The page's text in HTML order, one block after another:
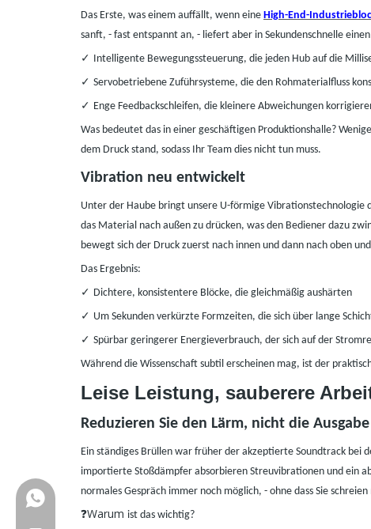
Das Erste, was einem auffällt, wenn eine High-End-
sanft, - fast entspannt an, - liefert aber in Sekundenschnelle
✓ Intelligente Bewegungssteuerung, die jeden Hub auf die
✓ Servobetriebene Zuführsysteme, die den Rohmaterialfluss
✓ Enge Feedbackschleifen, die kleinere Abweichungen
Was bedeutet das in einer geschäftigen Produktionshalle?
dem Druck stand, sodass Ihr Team dies nicht tun muss.
Vibration neu entwickelt
Unter der Haube bringt unsere U-förmige Vibrationstechnologie
das Material nach außen zu drücken, was den Bediener dazu
bewegt sich der Druck zuerst nach innen und dann nach oben
Das Ergebnis:
✓ Dichtere, konsistentere Blöcke, die gleichmäßig aushärten
✓ Um Sekunden verkürzte Formzeiten, die sich über lange
✓ Spürbar geringerer Energieverbrauch, der sich auf der
Während die Wissenschaft subtil erscheinen mag, ist der
Leise Leistung, sauberere
Reduzieren Sie den Lärm, nicht die Ausgabe
Ein ständiges Brüllen war früher der akzeptierte Soundtrack bei
importierte Stoßdämpfer absorbieren Streuvibrationen und ein
normales Gespräch immer noch möglich, - ohne dass Sie schreien
❓Warum ist das wichtig?
+86-18150503129